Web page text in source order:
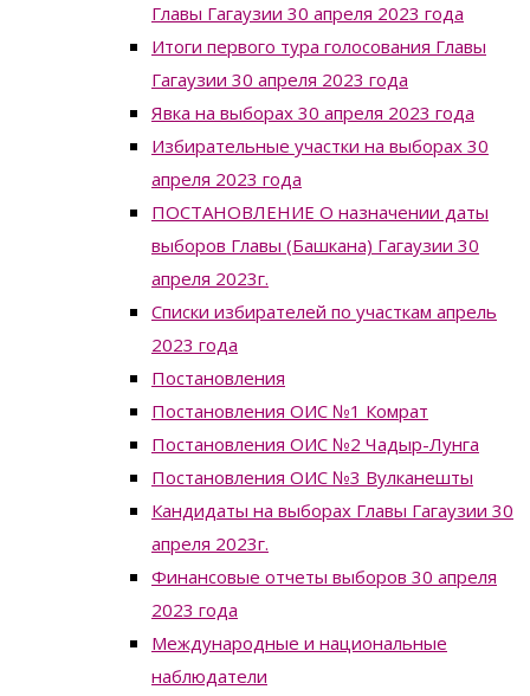
Главы Гагаузии 30 апреля 2023 года
Итоги первого тура голосования Главы
Гагаузии 30 апреля 2023 года
Явка на выборах 30 апреля 2023 года
Избирательные участки на выборах 30
апреля 2023 года
ПОСТАНОВЛЕНИЕ О назначении даты
выборов Главы (Башкана) Гагаузии 30
апреля 2023г.
Списки избирателей по участкам апрель
2023 года
Постановления
Постановления ОИС №1 Комрат
Постановления ОИС №2 Чадыр-Лунга
Постановления ОИС №3 Вулканешты
Кандидаты на выборах Главы Гагаузии 30
апреля 2023г.
Финансовые отчеты выборов 30 апреля
2023 года
Международные и национальные
наблюдатели